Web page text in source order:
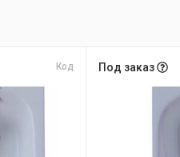
Код Под заказ